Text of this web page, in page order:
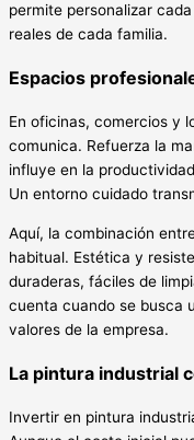
permite personalizar
reales de cada familia.
Espacios
En oficinas, comercios y
comunica. Refuerza la
influye en la
Un entorno cuidado
Aquí, la combinación
habitual. Estética y
duraderas, fáciles de
cuenta cuando se busca
valores de la empresa.
La pintura industrial
Invertir en pintura